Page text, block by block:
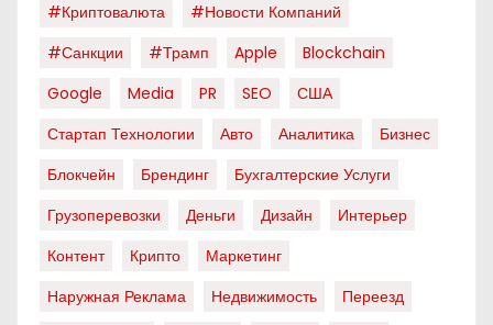
#криптовалюта
#новости Компаний
#санкции
#трамп Apple
Blockchain
Google
Media PR SEO
США
Стартап Технологии
Авто Аналитика
Бизнес
Блокчейн
Брендинг
Бухгалтерские Услуги
Грузоперевозки
Деньги Дизайн
Интерьер
Контент
Крипто
Маркетинг
Наружная Реклама
Недвижимость
Переезд